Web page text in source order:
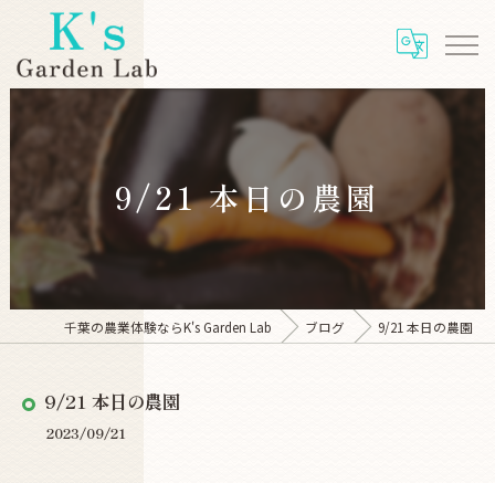
9/21 本日の農園
千葉の農業体験ならK's Garden Lab ブログ 9/21 本日の農園
9/21 本日の農園
2023/09/21